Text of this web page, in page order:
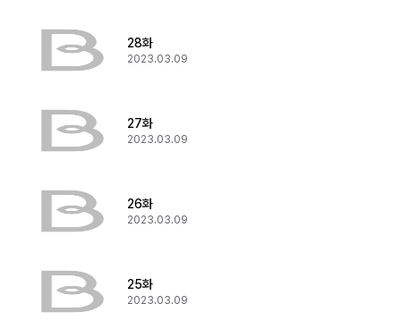
28화
2023.03.09
27화
2023.03.09
26화
2023.03.09
25화
2023.03.09